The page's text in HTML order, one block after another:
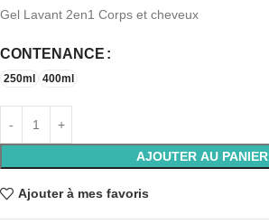
Gel Lavant 2en1 Corps et cheveux
CONTENANCE
250ml 400ml
AJOUTER AU PANIER
Ajouter à mes favoris